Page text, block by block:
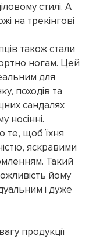
стилі. А
на трекінгові
також стали
ногам. Цей
для
походів та
сандалях
носінні.
те, щоб їхня
яскравими
Такий
йому
і дуже
продукції